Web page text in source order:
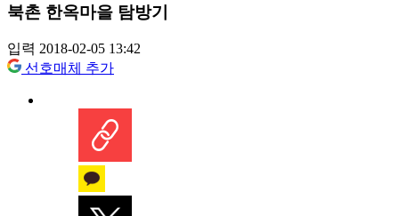
북촌 한옥마을 탐방기
입력 2018-02-05 13:42
선호매체 추가